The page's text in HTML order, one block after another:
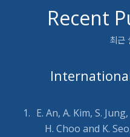
Recent
최근
E. An, A. Kim, S.
H. Choo and K.